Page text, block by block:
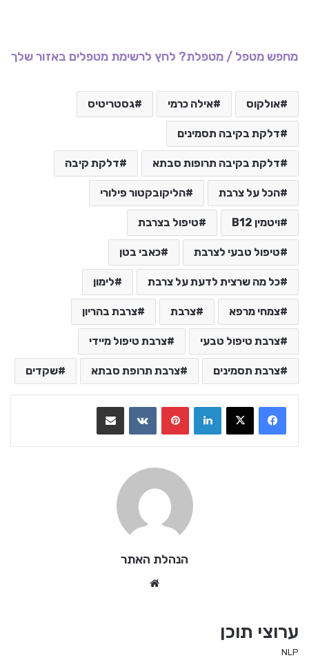
מחפש מטפל / מטפלת? לחץ לרשימת מטפלים באזור שלך
אולקוס אילה כרמי גסטריטיס
דלקת בקיבה תסמינים
דלקת בקיבה תרופות סבתא דלקת קיבה
הכל על צרבת הליקובקטור פילורי
ויטמין B12 טיפול בצרבת
טיפול טבעי לצרבת כאבי בטן
כל מה שרצית לדעת על צרבת לימון
צמחי מרפא צרבת צרבת בהריון
צרבת טיפול טבעי צרבת טיפול מיידי
צרבת תסמינים צרבת תרופת סבתא שקדים
LinkedIn
VKontakte
הנהלת האתר
ערוצי תוכן
NLP